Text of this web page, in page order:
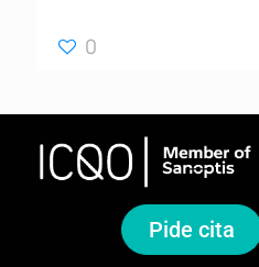
0
Pide cita